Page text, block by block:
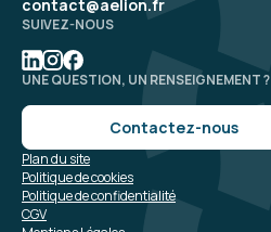
contact@aelion.fr
SUIVEZ-NOUS
UNE QUESTION, UN RENSEIGNEMENT ?
Contactez-nous
CGV
Politique de confidentialité
Politique de cookies
Plan du site